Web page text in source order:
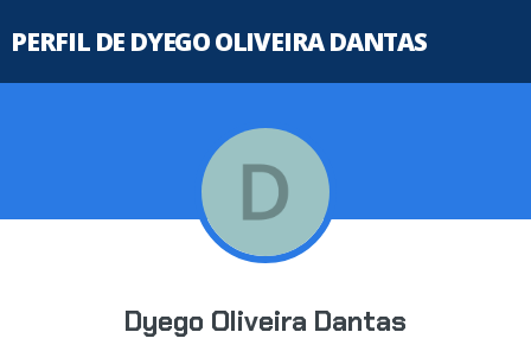
PERFIL DE DYEGO OLIVEIRA DANTAS
Dyego Oliveira Dantas